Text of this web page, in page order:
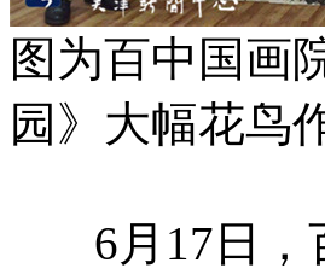
图为百中国画
园》大幅花鸟
6月17日，